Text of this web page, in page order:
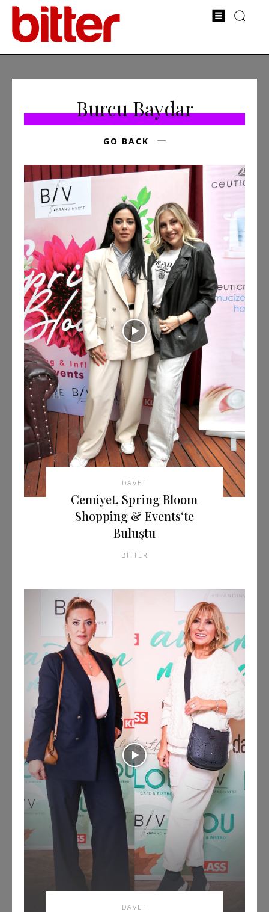
Burcu Baydar
GO BACK
DAVET
Cemiyet, Spring Bloom
Shopping & Events‘te
Buluştu
BITTER
DAVET